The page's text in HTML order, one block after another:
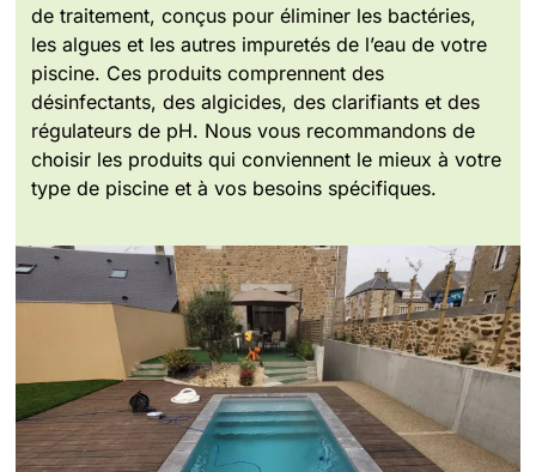
de traitement, conçus pour éliminer les bactéries,
les algues et les autres impuretés de l’eau de votre
piscine. Ces produits comprennent des
désinfectants, des algicides, des clarifiants et des
régulateurs de pH. Nous vous recommandons de
choisir les produits qui conviennent le mieux à votre
type de piscine et à vos besoins spécifiques.